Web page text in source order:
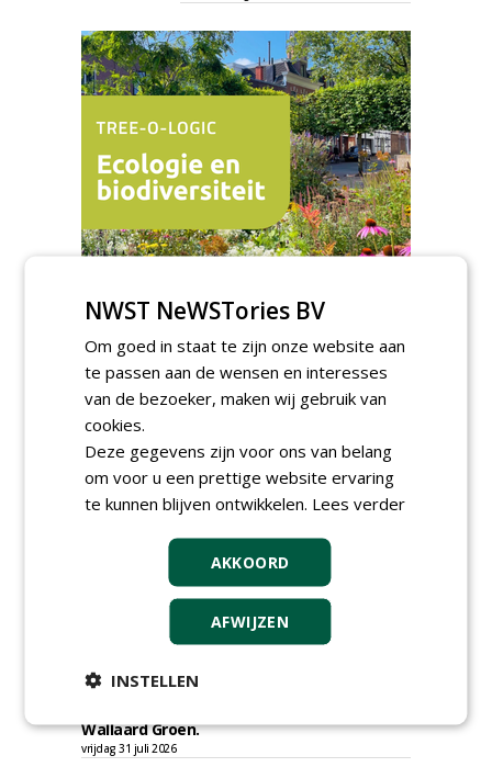
TENDERS
Gemeente Eindhoven gunt groot
onderhoud ''Stedelijk bos'' binnen de
bebouwingscontour houtkap aan
Boomrooierij Weijtmans.
Academisch Ziekenhuis Maastricht gunt
onderhoud terreinen MUMC+ aan Jonkers
Hoveniers, Dolmans Landscaping Group en
dinsdag 4 augustus 2026
Provincie Drenthe gunt bestek 1879;
onderhoud bomen en beplantingen 2026,
provincie Drenthe aan Den Held
Boomverzorging.
Gemeente Woerden gunt uitvoering
Wallaard Groen.
vrijdag 31 juli 2026
NWST NeWSTories BV
Om goed in staat te zijn onze website aan
te passen aan de wensen en interesses
van de bezoeker, maken wij gebruik van
cookies.
Deze gegevens zijn voor ons van belang
om voor u een prettige website ervaring
te kunnen blijven ontwikkelen. Lees verder
AKKOORD
AFWIJZEN
INSTELLEN